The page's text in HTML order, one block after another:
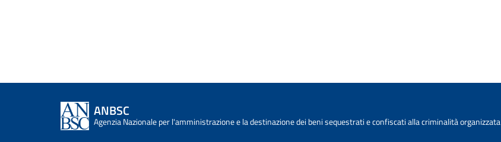
ANBSC
Agenzia Nazionale per l'amministrazione e la destinazione dei beni sequestrati e confiscati alla criminalità organizzata